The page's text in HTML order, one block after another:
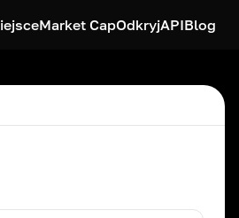
Market CapOdkryjAPIBlog